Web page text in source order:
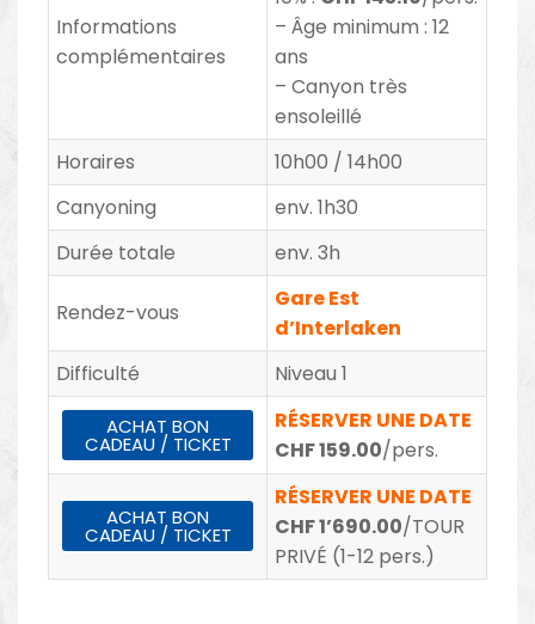
Informations
complémentaires
– Âge minimum : 12
ans
– Canyon très
ensoleillé
Horaires
10h00 / 14h00
Canyoning
env. 1h30
Durée totale
env. 3h
Rendez-vous
Gare Est
d’Interlaken
Difficulté
Niveau 1
ACHAT BON
CADEAU / TICKET
RÉSERVER UNE DATE
CHF 159.00/pers.
ACHAT BON
CADEAU / TICKET
RÉSERVER UNE DATE
CHF 1’690.00/TOUR
PRIVÉ (1-12 pers.)